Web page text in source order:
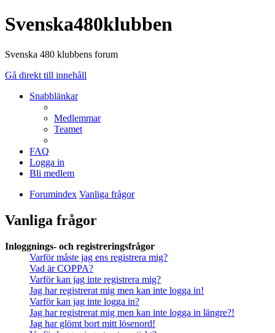
Svenska480klubben
Svenska 480 klubbens forum
Gå direkt till innehåll
Snabblänkar
Medlemmar
Teamet
FAQ
Logga in
Bli medlem
Forumindex Vanliga frågor
Vanliga frågor
Inloggnings- och registreringsfrågor
Varför måste jag ens registrera mig?
Vad är COPPA?
Varför kan jag inte registrera mig?
Jag har registrerat mig men kan inte logga in!
Varför kan jag inte logga in?
Jag har registrerat mig men kan inte logga in längre?!
Jag har glömt bort mitt lösenord!